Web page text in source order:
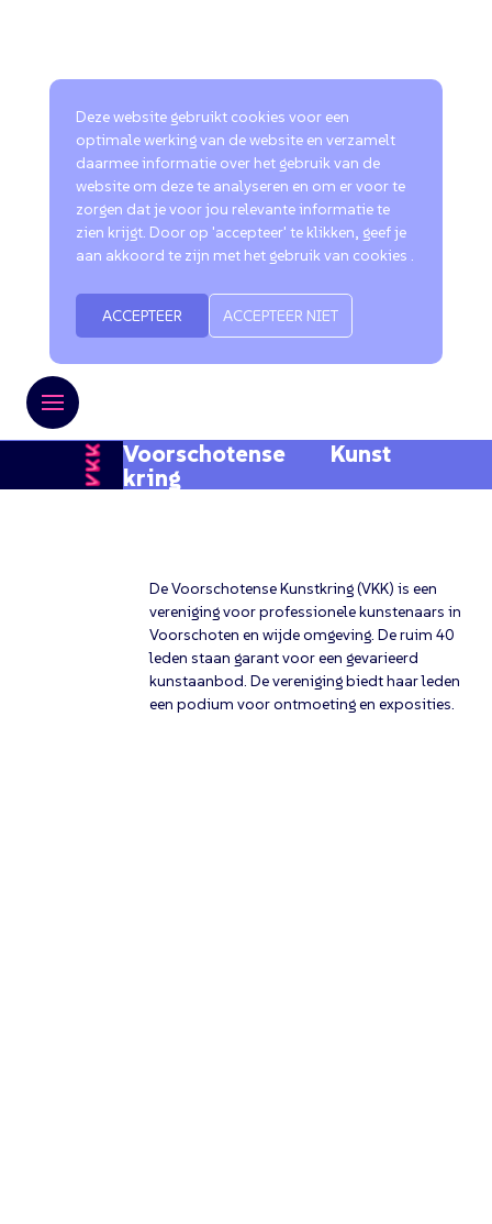
Deze website gebruikt cookies voor een
optimale werking van de website en verzamelt
daarmee informatie over het gebruik van de
website om deze te analyseren en om er voor te
zorgen dat je voor jou relevante informatie te
zien krijgt. Door op 'accepteer' te klikken, geef je
aan akkoord te zijn met het gebruik van cookies .
ACCEPTEER ACCEPTEER NIET
Voorschotense Kunst
kring
De Voorschotense Kunstkring (VKK) is een
vereniging voor professionele kunstenaars in
Voorschoten en wijde omgeving. De ruim 40
leden staan garant voor een gevarieerd
kunstaanbod. De vereniging biedt haar leden
een podium voor ontmoeting en exposities.